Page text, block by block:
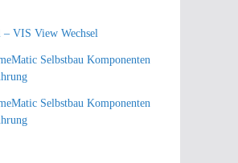
VIS View Wechsel
Selbstbau Komponenten
Selbstbau Komponenten